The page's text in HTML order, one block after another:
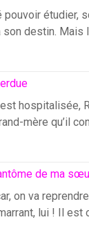
pouvoir étudier,
destin. Mais
hospitalisée,
mère qu’il
de ma
on va
lui ! Il est